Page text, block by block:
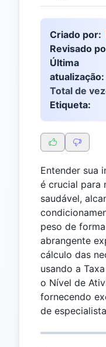
Criado por:
Revisado
Última
atualização:
Total de
Etiqueta:
Entender sua
é crucial para
saudável,
peso de
abrangente
cálculo das
usando a
o Nível de
fornecendo
de